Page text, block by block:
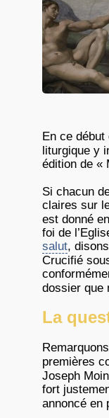
En ce
liturgique y
édition de «
Si chacun
claires sur
est donné
foi de
salut,
Crucifié
dossier que
La
premières
Joseph
fort
annoncé en